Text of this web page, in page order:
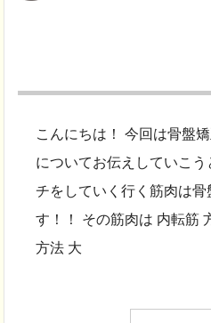
こんにちは！ 今回は骨盤
についてお伝えしていこ
チをしていく行く筋肉は
す！！ その筋肉は 内転筋
方法 大